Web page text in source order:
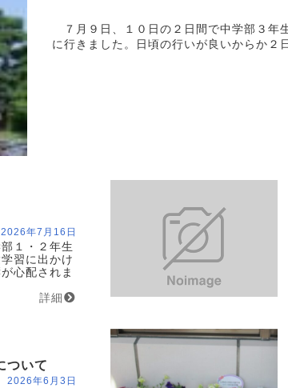
７月９日、１０日の２日間で中学部３年
に行きました。日頃の行いが良いからか２
2026年7月16日
１・２年生
習に出かけ
心配されま
詳細
ついて
2026年6月3日